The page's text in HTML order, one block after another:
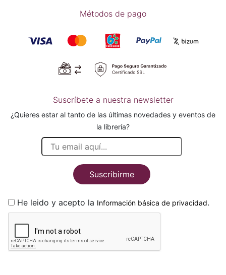
Métodos de pago
Suscríbete a nuestra newsletter
¿Quieres estar al tanto de las últimas novedades y eventos de
la librería?
Suscribirme
He leido y acepto la Información básica de privacidad.